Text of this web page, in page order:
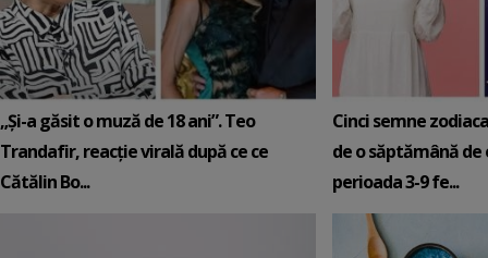
„Și-a găsit o muză de 18 ani”. Teo
Trandafir, reacție virală după ce ce
Cătălin Bo...
Cinci semne
de o săptămână de
perioada 3-9 fe...